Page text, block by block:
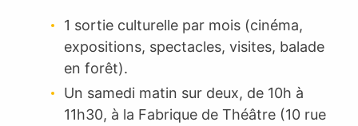
1 sortie culturelle par mois (cinéma,
expositions, spectacles, visites, balade
en forêt).
Un samedi matin sur deux, de 10h à
11h30, à la Fabrique de Théâtre (10 rue